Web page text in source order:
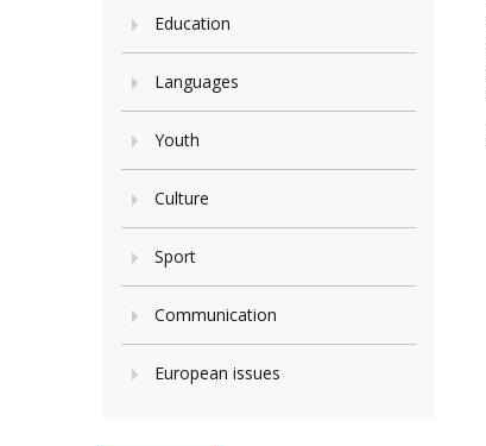
Education
Languages
Youth
Culture
Sport
Communication
European issues